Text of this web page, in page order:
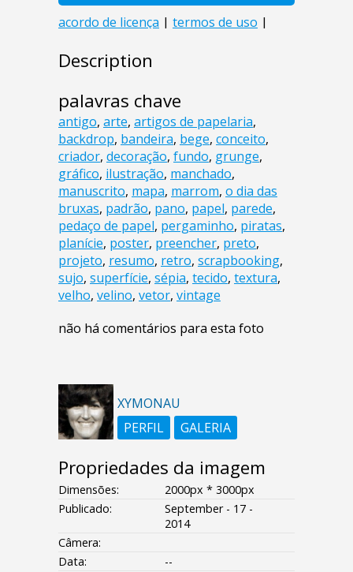
Description
palavras chave
antigo, arte, artigos de papelaria,
backdrop, bandeira, bege, conceito,
criador, decoração, fundo, grunge,
gráfico, ilustração, manchado,
manuscrito, mapa, marrom, o dia das
bruxas, padrão, pano, papel, parede,
pedaço de papel, pergaminho, piratas,
planície, poster, preencher, preto,
projeto, resumo, retro, scrapbooking,
sujo, superfície, sépia, tecido, textura,
velho, velino, vetor, vintage
não há comentários para esta foto
XYMONAU
PERFIL
GALERIA
Propriedades da imagem
Dimensões:
2000px * 3000px
Publicado:
September - 17 -
2014
Câmera:
Data:
--